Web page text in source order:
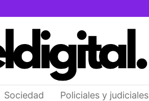
Sociedad Policiales y judiciales